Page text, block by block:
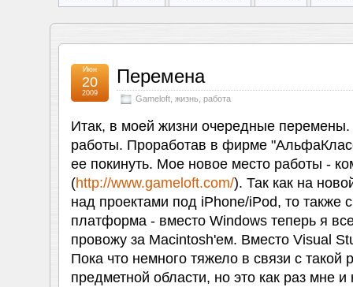
Перемена
Gameloft, жизнь работа
Июн
20
2009
Итак, в моей жизни очередные
работы. Проработав в фирме
ее покинуть. Мое новое место работы -
(http://www.gameloft.com/). Так как на
над проектами под iPhone/iPod, то также
платформа - вместо Windows теперь я
провожу за Macintosh'ем. Вместо Visual
Пока что немного тяжело в связи с такой
предметной области, но это как раз мне